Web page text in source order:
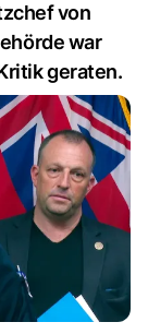
von
war
geraten.